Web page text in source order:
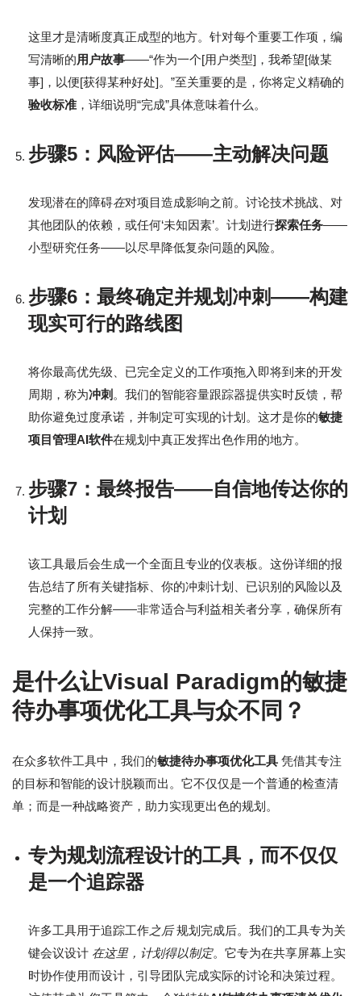
这里才是清晰度真正成型的地方。针对每个重要工作项，编
写清晰的用户故事——“作为一个[用户类型]，我希望[做某
事]，以便[获得某种好处]。”至关重要的是，你将定义精确的
验收标准 ，详细说明“完成”具体意味着什么。
步骤5：风险评估——主动解决问题
发现潜在的障碍在对项目造成影响之前。讨论技术挑战、对
其他团队的依赖，或任何‘未知因素’。计划进行探索任务——
小型研究任务——以尽早降低复杂问题的风险。
步骤6：最终确定并规划冲刺——构建
现实可行的路线图
将你最高优先级、已完全定义的工作项拖入即将到来的开发
周期，称为冲刺 。我们的智能容量跟踪器提供实时反馈，帮
助你避免过度承诺，并制定可实现的计划。这才是你的敏捷
项目管理AI软件在规划中真正发挥出色作用的地方。
步骤7：最终报告——自信地传达你的
计划
该工具最后会生成一个全面且专业的仪表板。这份详细的报
告总结了所有关键指标、你的冲刺计划、已识别的风险以及
完整的工作分解——非常适合与利益相关者分享，确保所有
人保持一致。
是什么让Visual Paradigm的敏捷
待办事项优化工具与众不同？
在众多软件工具中，我们的敏捷待办事项优化工具 凭借其专注
的目标和智能的设计脱颖而出。它不仅仅是一个普通的检查清
单；而是一种战略资产，助力实现更出色的规划。
专为规划流程设计的工具，而不仅仅
是一个追踪器
许多工具用于追踪工作之后规划完成后。我们的工具专为关
键会议设计 在这里，计划得以制定。它专为在共享屏幕上实
时协作使用而设计，引导团队完成实际的讨论和决策过程。